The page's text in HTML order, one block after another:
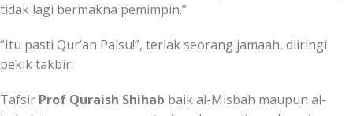
tidak lagi bermakna pemimpin.”
“Itu pasti Qur’an Palsu!”, teriak seorang jamaah, diiringi
pekik takbir.
Tafsir Prof Quraish Shihab baik al-Misbah maupun al-